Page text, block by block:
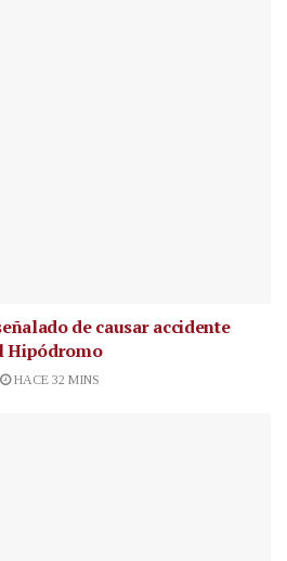
de causar accidente
Hipódromo
HACE 32 MINS